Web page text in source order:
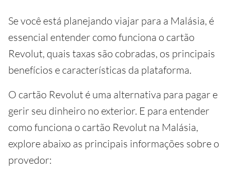
Se você está planejando viajar para a Malásia, é
essencial entender como funciona o cartão
Revolut, quais taxas são cobradas, os principais
benefícios e características da plataforma.
O cartão Revolut é uma alternativa para pagar e
gerir seu dinheiro no exterior. E para entender
como funciona o cartão Revolut na Malásia,
explore abaixo as principais informações sobre o
provedor: